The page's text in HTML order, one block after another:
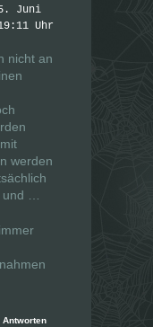
Juni
Uhr
nicht an
werden
…
Antworten